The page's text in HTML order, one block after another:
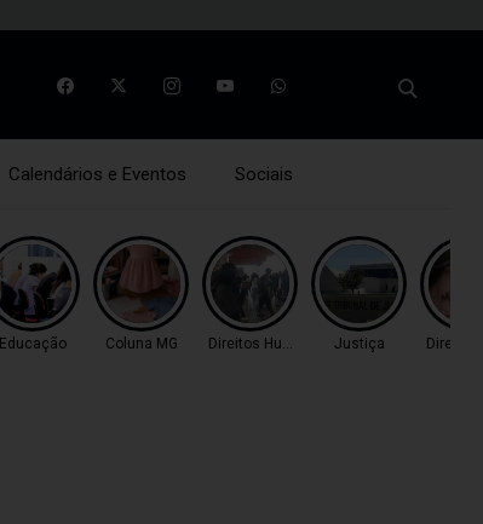
Calendários e Eventos Sociais
Educação Coluna MG Direitos Humanos Justiça Direitos